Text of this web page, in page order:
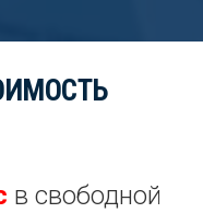
в свободной